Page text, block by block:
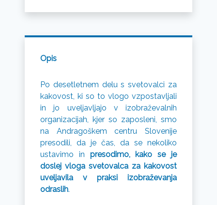
Opis
Po desetletnem delu s svetovalci za
kakovost, ki so to vlogo vzpostavljali
in jo uveljavljajo v izobraževalnih
organizacijah, kjer so zaposleni, smo
na Andragoškem centru Slovenije
presodili, da je čas, da se nekoliko
ustavimo in presodimo, kako se je
doslej vloga svetovalca za kakovost
uveljavila v praksi izobraževanja
odraslih.